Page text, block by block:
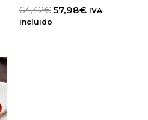
64,42€ El
57,98€ElIVA
incluido